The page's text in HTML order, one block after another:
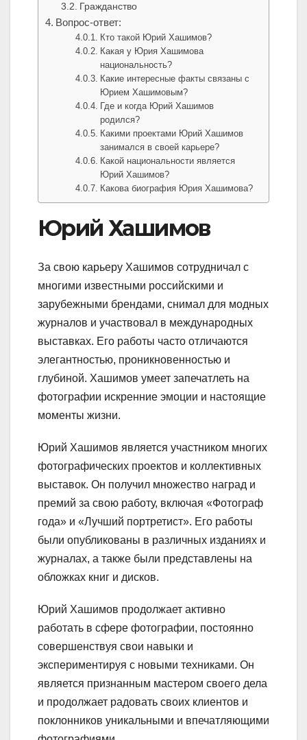
Гражданство
Вопрос-ответ:
Кто такой Юрий Хашимов?
Какая у Юрия Хашимова
национальность?
Какие интересные факты связаны с
Юрием Хашимовым?
Где и когда Юрий Хашимов
родился?
Какими проектами Юрий Хашимов
занимался в своей карьере?
Какой национальности является
Юрий Хашимов?
Какова биография Юрия Хашимова?
Юрий Хашимов
За свою карьеру Хашимов сотрудничал с
многими известными российскими и
зарубежными брендами, снимал для модных
журналов и участвовал в международных
выставках. Его работы часто отличаются
элегантностью, проникновенностью и
глубиной. Хашимов умеет запечатлеть на
фотографии искренние эмоции и настоящие
моменты жизни.
Юрий Хашимов является участником многих
фотографических проектов и коллективных
выставок. Он получил множество наград и
премий за свою работу, включая «Фотограф
года» и «Лучший портретист». Его работы
были опубликованы в различных изданиях и
журналах, а также были представлены на
обложках книг и дисков.
Юрий Хашимов продолжает активно
работать в сфере фотографии, постоянно
совершенствуя свои навыки и
экспериментируя с новыми техниками. Он
является признанным мастером своего дела
и продолжает радовать своих клиентов и
поклонников уникальными и впечатляющими